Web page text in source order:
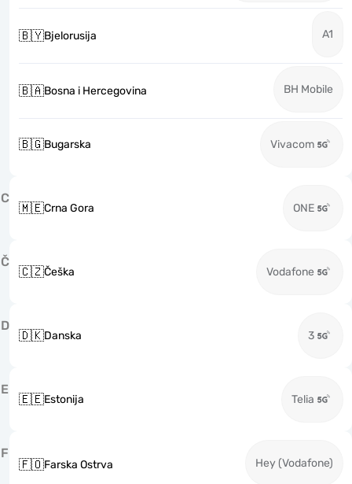
🇧🇾Bjelorusija A1
🇧🇦Bosna i Hercegovina BH Mobile
🇧🇬Bugarska Vivacom
C
🇲🇪Crna Gora ONE
Č
🇨🇿Češka Vodafone
D
🇩🇰Danska 3
E
🇪🇪Estonija Telia
F
🇫🇴Farska Ostrva Hey (Vodafone)